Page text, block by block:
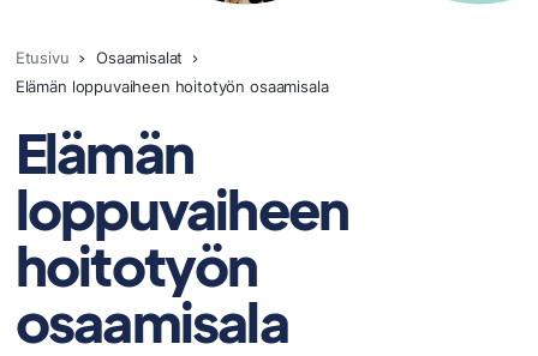
Etusivu
Osaamisalat
Elämän loppuvaiheen hoitotyön osaamisala
Elämän
loppuvaiheen
hoitotyön
osaamisala